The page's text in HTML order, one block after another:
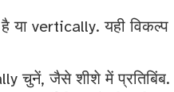
vertically. यही
जैसे शीशे में प्रतिबिंब.